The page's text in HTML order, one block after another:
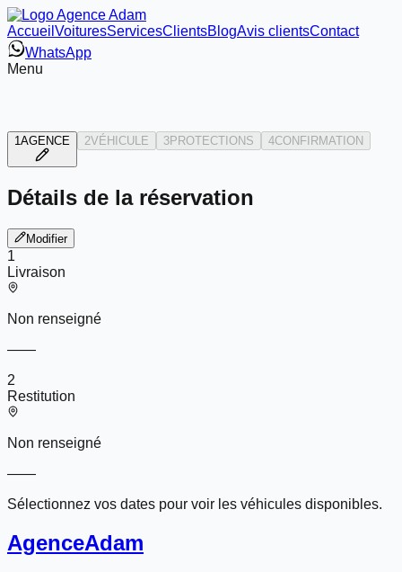
Accueil VoituresServicesClientsBlogAvis clientsContact
WhatsApp
Menu
1AGENCE 2VÉHICULE 3PROTECTIONS 4CONFIRMATION
Détails de la réservation
Modifier
1
Livraison
Non renseigné
——
2
Restitution
Non renseigné
——
Sélectionnez vos dates pour voir les véhicules disponibles.
AgenceAdam